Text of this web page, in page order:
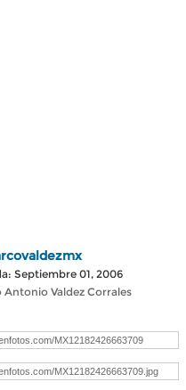
Septiembre 01, 2006
Valdez Corrales